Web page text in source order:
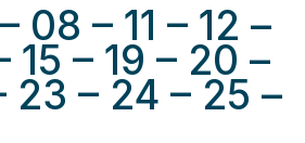
08 – 11 – 12 –
15 – 19 – 20 –
23 – 24 – 25 –